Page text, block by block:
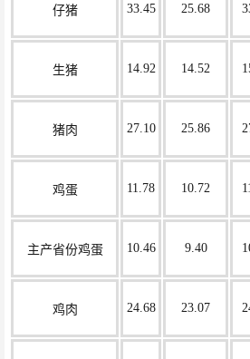
仔猪 33.45 25.68
生猪 14.92 14.52
猪肉 27.10 25.86
鸡蛋 11.78 10.72
主产省份鸡蛋 10.46 9.40
鸡肉 24.68 23.07